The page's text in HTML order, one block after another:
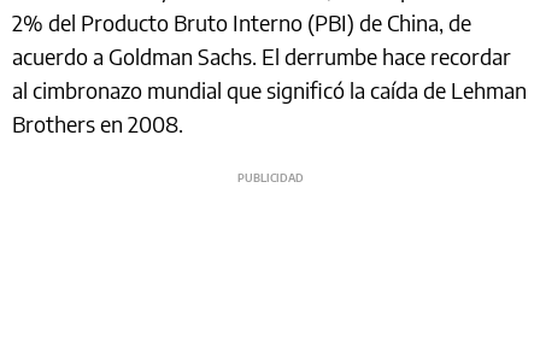
2% del Producto Bruto Interno (PBI) de China, de
acuerdo a Goldman Sachs. El derrumbe hace recordar
al cimbronazo mundial que significó la caída de Lehman
Brothers en 2008.